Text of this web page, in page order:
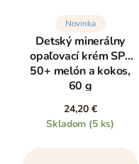
Novinka
Detský minerálny
opaľovací krém SPF
50+ melón a kokos,
60 g
24,20 €
Skladom (5 ks)